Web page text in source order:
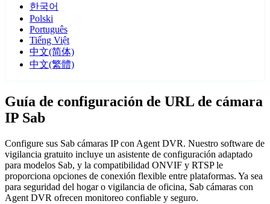
한국어
Polski
Português
Tiếng Việt
中文(简体)
中文(繁體)
Guía de configuración de URL de cámara
IP Sab
Configure sus Sab cámaras IP con Agent DVR. Nuestro software de
vigilancia gratuito incluye un asistente de configuración adaptado
para modelos Sab, y la compatibilidad ONVIF y RTSP le
proporciona opciones de conexión flexible entre plataformas. Ya sea
para seguridad del hogar o vigilancia de oficina, Sab cámaras con
Agent DVR ofrecen monitoreo confiable y seguro.